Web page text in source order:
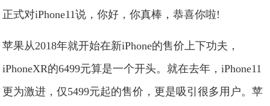
正式对iPhone11说，你好，你真棒，恭喜你啦!
苹果从2018年就开始在新iPhone的售价上下功夫，
iPhoneXR的6499元算是一个开头。就在去年，iPhone11
更为激进，仅5499元起的售价，更是吸引很多用户。苹